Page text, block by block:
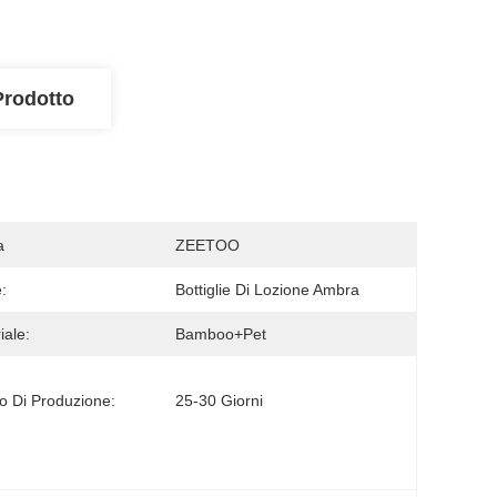
ZEETOO
Bottiglie Di Lozione Ambra
Bamboo+Pet
Di Produzione: 25-30 Giorni